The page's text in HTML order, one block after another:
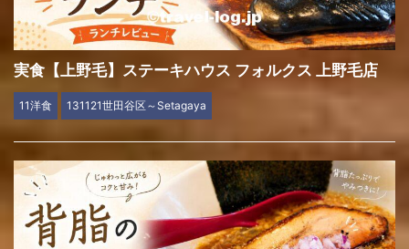
実食【上野毛】ステーキハウス フォルクス 上野毛店
11洋食 131121世田谷区～Setagaya